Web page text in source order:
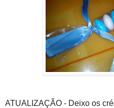
ATUALIZAÇÃO - Deixo os